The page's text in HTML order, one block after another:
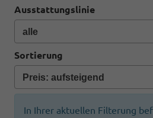
Ausstattungslinie
Sortierung
In Ihrer aktuellen Filterung